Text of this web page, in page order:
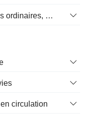
Revenu net pour les actionnaires ordinaires, hors éléments exceptionnelsRésultat net pour les actionnaires ordinaires, éléments exceptionnels exclus.
circulation